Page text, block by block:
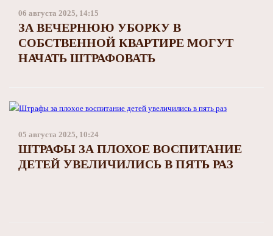
06 августа 2025, 14:15
ЗА ВЕЧЕРНЮЮ УБОРКУ В
СОБСТВЕННОЙ КВАРТИРЕ МОГУТ
НАЧАТЬ ШТРАФОВАТЬ
05 августа 2025, 10:24
ШТРАФЫ ЗА ПЛОХОЕ ВОСПИТАНИЕ
ДЕТЕЙ УВЕЛИЧИЛИСЬ В ПЯТЬ РАЗ